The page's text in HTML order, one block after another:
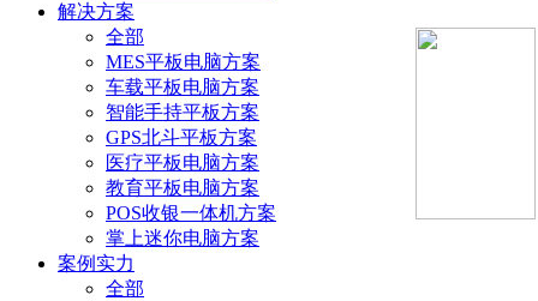
解决方案
全部
MES平板电脑方案
车载平板电脑方案
智能手持平板方案
GPS北斗平板方案
医疗平板电脑方案
教育平板电脑方案
POS收银一体机方案
掌上迷你电脑方案
案例实力
全部